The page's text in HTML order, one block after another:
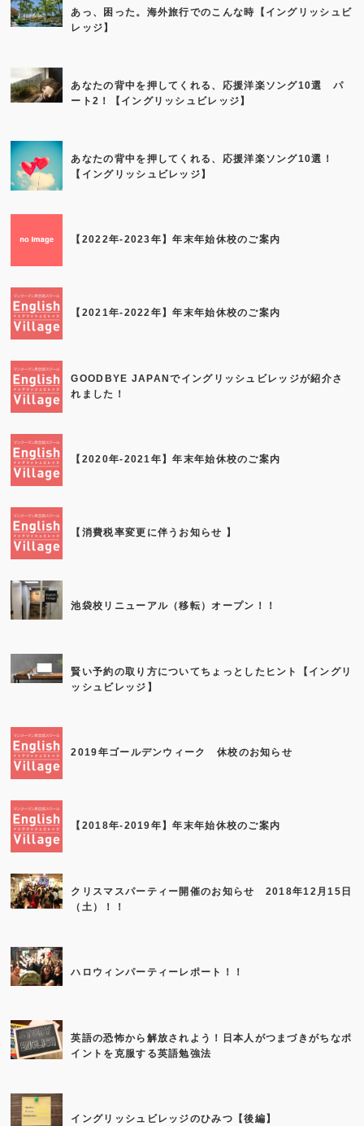
あっ、困った。海外旅行でのこんな時【イングリッシュビ
レッジ】
あなたの背中を押してくれる、応援洋楽ソング10選 パ
ート2！【イングリッシュビレッジ】
あなたの背中を押してくれる、応援洋楽ソング10選！
【イングリッシュビレッジ】
【2022年-2023年】年末年始休校のご案内
【2021年-2022年】年末年始休校のご案内
GOODBYE JAPANでイングリッシュビレッジが紹介さ
れました！
【2020年-2021年】年末年始休校のご案内
【消費税率変更に伴うお知らせ 】
池袋校リニューアル（移転）オープン！！
賢い予約の取り方についてちょっとしたヒント【イングリ
ッシュビレッジ】
2019年ゴールデンウィーク 休校のお知らせ
【2018年-2019年】年末年始休校のご案内
クリスマスパーティー開催のお知らせ 2018年12月15日
（土）！！
ハロウィンパーティーレポート！！
英語の恐怖から解放されよう！日本人がつまづきがちなポ
イントを克服する英語勉強法
イングリッシュビレッジのひみつ【後編】